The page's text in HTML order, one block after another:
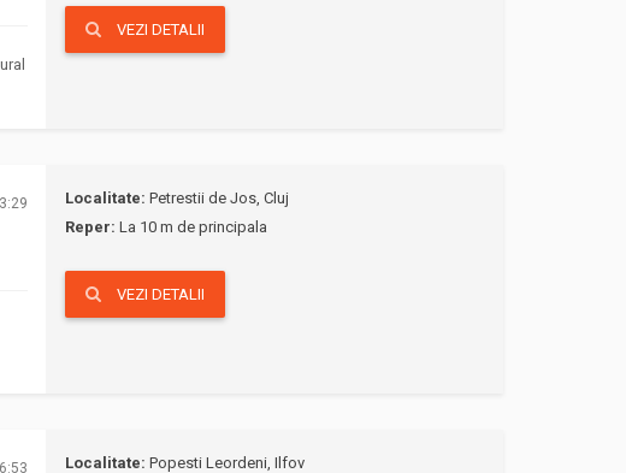
VEZI DETALII
Localitate: Petrestii de Jos, Cluj
Reper: La 10 m de principala
VEZI DETALII
Localitate: Popesti Leordeni, Ilfov